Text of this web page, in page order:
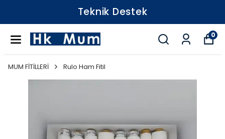
Teknik Destek
0
MUM FİTİLLERİ Rulo Ham Fitil